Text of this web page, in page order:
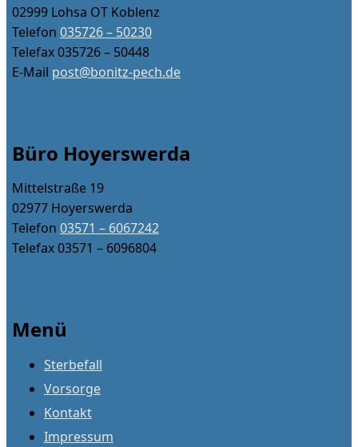
02999 Lohsa OT Koblenz
Telefon 035726 – 50230
Telefax 035726 – 50448
E-Mail post@bonitz-pech.de
Büro Hoyerswerda
Mittelstraße 19
02977 Hoyerswerda
Telefon 03571 – 6067242
Telefax 03571 – 6096804
Menü
Sterbefall
Vorsorge
Kontakt
Impressum